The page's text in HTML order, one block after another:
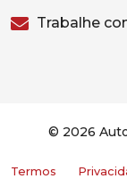
Trabalhe
© 2026
Termos